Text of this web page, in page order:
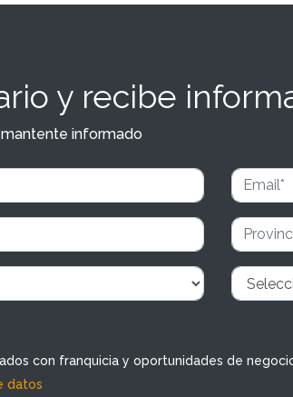
y recibe
informado
con franquicia y oportunidades de
datos